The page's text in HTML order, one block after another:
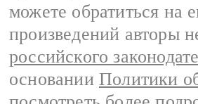
можете обратиться на
произведений авторы
российского
основании Политики